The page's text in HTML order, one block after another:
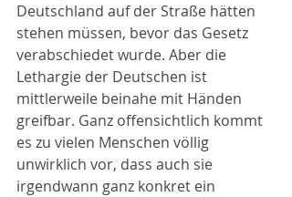
Deutschland auf der Straße hätten
stehen müssen, bevor das Gesetz
verabschiedet wurde. Aber die
Lethargie der Deutschen ist
mittlerweile beinahe mit Händen
greifbar. Ganz offensichtlich kommt
es zu vielen Menschen völlig
unwirklich vor, dass auch sie
irgendwann ganz konkret ein